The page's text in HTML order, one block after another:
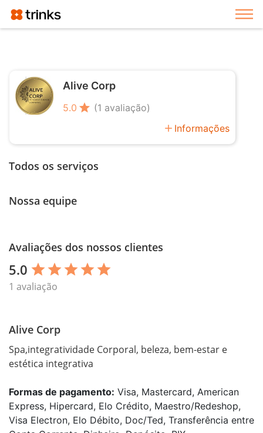
Alive Corp
5.0 star (1 avaliação)
add Informações
Todos os serviços
Nossa equipe
Avaliações dos nossos clientes
5.0 star star star star star
1 avaliação
Alive Corp
Spa,integratividade Corporal, beleza, bem-estar e
estética integrativa
Formas de pagamento: Visa, Mastercard, American
Express, Hipercard, Elo Crédito, Maestro/Redeshop,
Visa Electron, Elo Débito, Doc/Ted, Transferência entre